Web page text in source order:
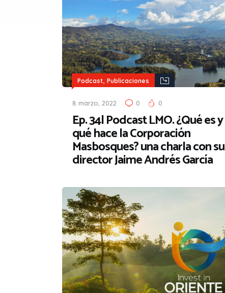
Podcast Publicaciones
8 marzo, 2022 0 0
Ep. 34| Podcast LMO. ¿Qué es y
qué hace la Corporación
Masbosques? una charla con su
director Jaime Andrés García